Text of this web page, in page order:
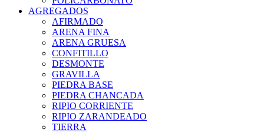
AGREGADOS
AFIRMADO
ARENA FINA
ARENA GRUESA
CONFITILLO
DESMONTE
GRAVILLA
PIEDRA BASE
PIEDRA CHANCADA
RIPIO CORRIENTE
RIPIO ZARANDEADO
TIERRA